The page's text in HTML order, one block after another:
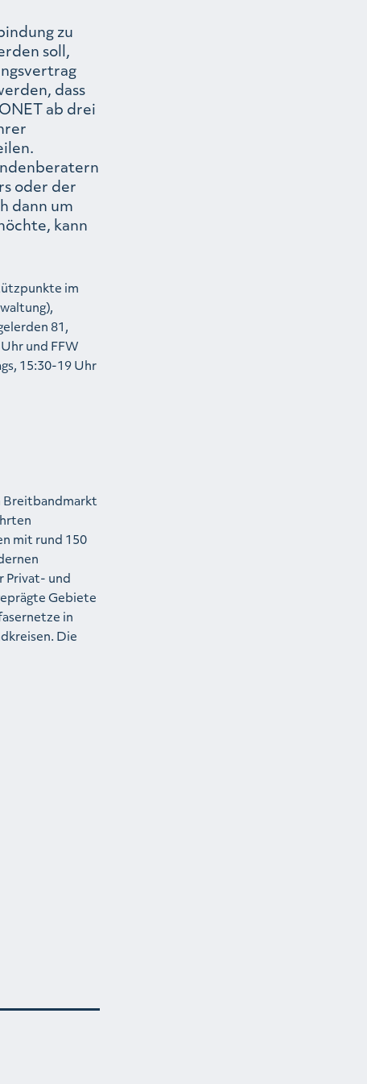
zu
soll,
dass
ab drei
oder der
dann um
kann
im
81,
und FFW
15:30-19 Uhr
Breitbandmarkt
mit rund 150
Privat- und
Gebiete
in
Die